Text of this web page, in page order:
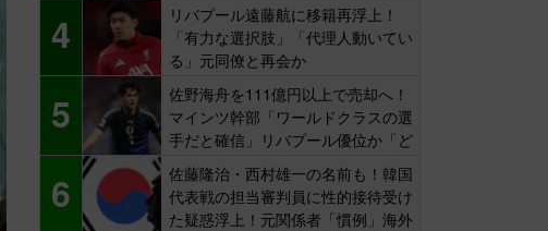
4
リバプール遠藤航に移籍再浮上！
「有力な選択肢」「代理人動いてい
る」元同僚と再会か
5
佐野海舟を111億円以上で売却へ！
マインツ幹部「ワールドクラスの選
手だと確信」リバプール優位か「ど
ちらかだ」
6
佐藤隆治・西村雄一の名前も！韓国
代表戦の担当審判員に性的接待受け
た疑惑浮上！元関係者「慣例」海外